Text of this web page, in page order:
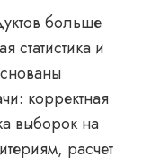
больше
статистика и
корректная
выборок на
расчет